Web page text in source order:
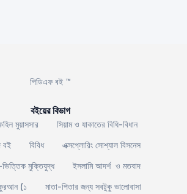
পিডিএফ বই ™
বইয়ের বিভাগ
মুয়াসসার
সিয়াম ও যাকাতের বিধি-বিধান
বই
বিবিধ
এক্সপ্লোরিং সোশ্যাল বিসনেস
ভিত্তিক মুক্তিযুদ্ধ
ইসলামি আদর্শ ও মতবাদ
(১
মাতা-পিতার জন্য সবটুকু ভালোবাসা